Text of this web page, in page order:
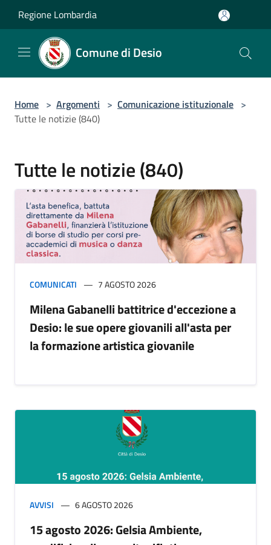
Regione Lombardia
Comune di Desio
Home > Argomenti > Comunicazione istituzionale >
Tutte le notizie (840)
Tutte le notizie (840)
COMUNICATI 7 AGOSTO 2026
Milena Gabanelli battitrice d'eccezione a
Desio: le sue opere giovanili all'asta per
la formazione artistica giovanile
AVVISI 6 AGOSTO 2026
15 agosto 2026: Gelsia Ambiente,